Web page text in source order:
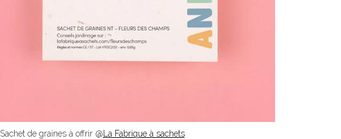
Sachet de graines à offrir @ La Fabrique à sachets